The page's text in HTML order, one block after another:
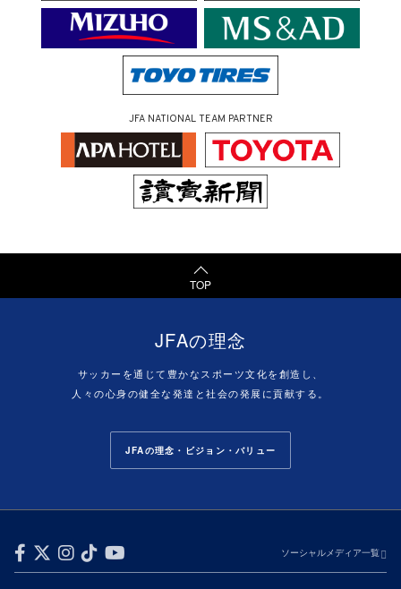
JFA NATIONAL TEAM PARTNER
TOP
JFAの理念
サッカーを通じて豊かなスポーツ文化を創造し、
人々の心身の健全な発達と社会の発展に貢献する。
JFAの理念・ビジョン・バリュー
ソーシャルメディア一覧